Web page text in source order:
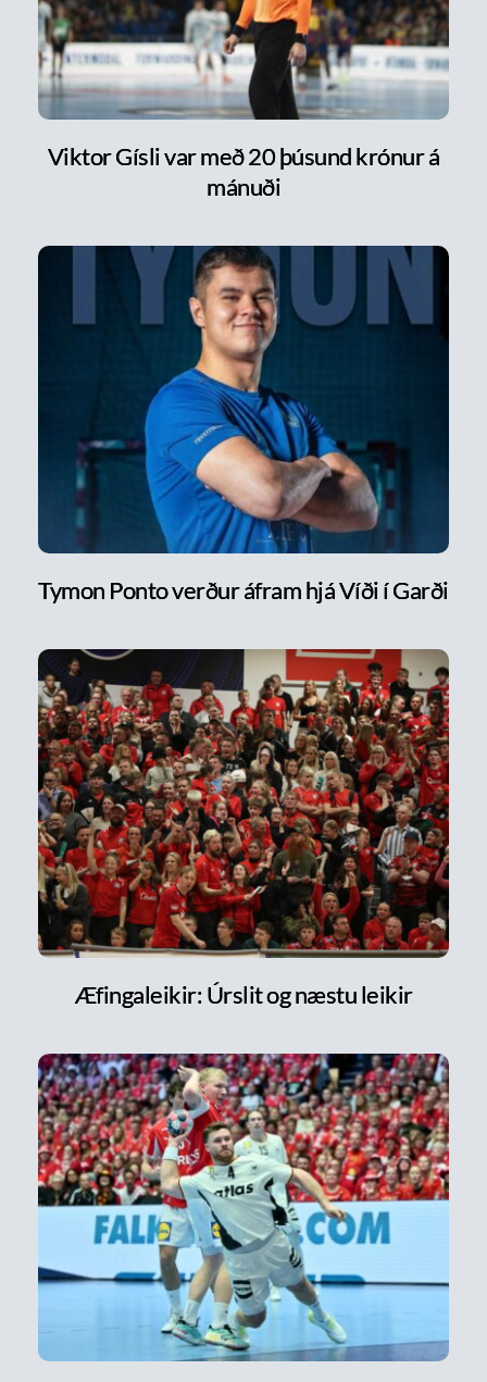
Viktor Gísli var með 20 þúsund krónur á
mánuði
Tymon Ponto verður áfram hjá Víði í Garði
Æfingaleikir: Úrslit og næstu leikir